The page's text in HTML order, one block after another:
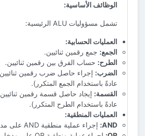
الوظائف الأساسية:
تشمل مسؤوليات ALU الرئيسية:
العمليات الحسابية:
الجمع: جمع رقمين ثنائيين.
الطرح: حساب الفرق بين رقمين ثنائيين.
الضرب: إجراء حاصل ضرب رقمين ثنائيين
عادةً باستخدام الجمع المتكرر).
القسمة: إيجاد حاصل قسمة رقمين ثنائيين
عادةً باستخدام الطرح المتكرر).
العمليات المنطقية:
AND: إجراء عملية منطقية AND على مدخلين ثنائيين.